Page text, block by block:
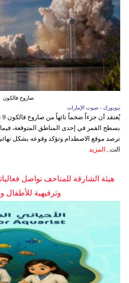
صاروخ فالكون
نيويورك - صوت الإمارات
بسطح القمر في إحدى المناطق المتوقعة،
ترصد موقع الاصطدام وتؤكد وقوعه بشكل
الت...
المزيد
هيئة الشارقة للمتاحف تواصل
وترفيهية للأطفال